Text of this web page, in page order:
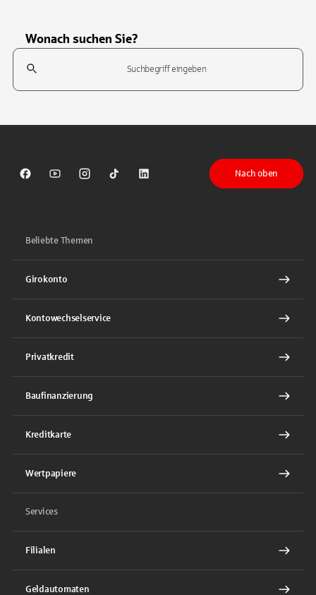
Wonach suchen Sie?
Suchfeld
Sparkasse auf Facebook
Sparkasse auf Youtube
Sparkasse auf Instagram
Sparkasse auf TikTok
Sparkasse auf LinkedIn
Nach oben
Beliebte Themen
Girokonto
Kontowechselservice
Privatkredit
Baufinanzierung
Kreditkarte
Wertpapiere
Services
Filialen
Geldautomaten